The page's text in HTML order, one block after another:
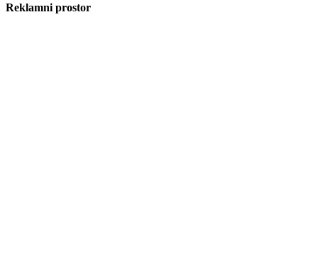
Reklamni prostor